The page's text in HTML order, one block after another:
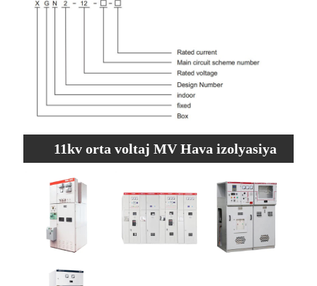
11kv orta voltaj MV Hava izolyasiya
edilmiş açar xüsusiyyətləri